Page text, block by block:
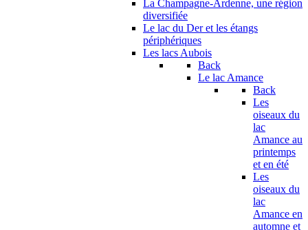
La Champagne-Ardenne, une région
diversifiée
Le lac du Der et les étangs
périphériques
Les lacs Aubois
Back
Le lac Amance
Back
Les
oiseaux du
lac
Amance au
printemps
et en été
Les
oiseaux du
lac
Amance en
automne et